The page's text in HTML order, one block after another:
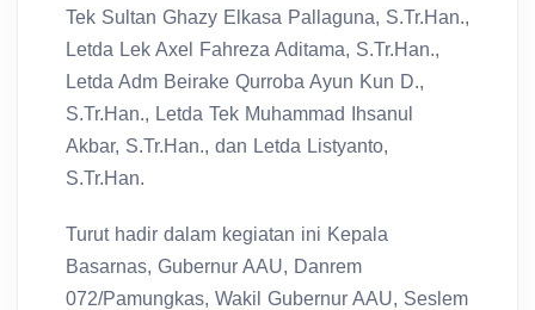
Tek Sultan Ghazy Elkasa Pallaguna, S.Tr.Han.,
Letda Lek Axel Fahreza Aditama, S.Tr.Han.,
Letda Adm Beirake Qurroba Ayun Kun D.,
S.Tr.Han., Letda Tek Muhammad Ihsanul
Akbar, S.Tr.Han., dan Letda Listyanto,
S.Tr.Han.
Turut hadir dalam kegiatan ini Kepala
Basarnas, Gubernur AAU, Danrem
072/Pamungkas, Wakil Gubernur AAU, Seslem